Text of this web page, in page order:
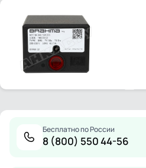
Бесплатно по России
8 (800) 550 44-56